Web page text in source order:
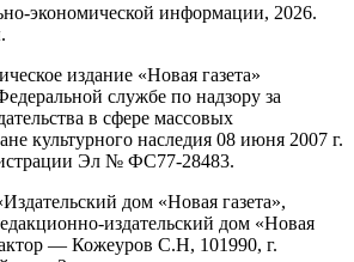
экономической информации, 2026.
издание «Новая газета»
службе по надзору за
в сфере массовых
культурного наследия 08 июня 2007 г.
Эл № ФС77-28483.
дом «Новая газета»,
издательский дом «Новая
— Кожеуров С.Н, 101990, г.